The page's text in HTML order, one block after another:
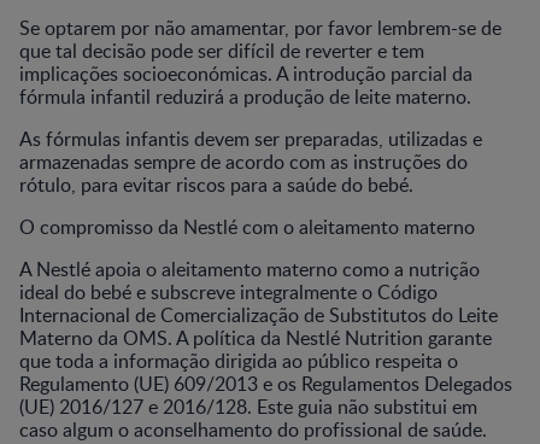
Se optarem por não amamentar, por favor lembrem-se de
que tal decisão pode ser difícil de reverter e tem
implicações socioeconómicas. A introdução parcial da
fórmula infantil reduzirá a produção de leite materno.
As fórmulas infantis devem ser preparadas, utilizadas e
armazenadas sempre de acordo com as instruções do
rótulo, para evitar riscos para a saúde do bebé.
O compromisso da Nestlé com o aleitamento materno
A Nestlé apoia o aleitamento materno como a nutrição
ideal do bebé e subscreve integralmente o Código
Internacional de Comercialização de Substitutos do Leite
Materno da OMS. A política da Nestlé Nutrition garante
que toda a informação dirigida ao público respeita o
Regulamento (UE) 609/2013 e os Regulamentos Delegados
(UE) 2016/127 e 2016/128. Este guia não substitui em
caso algum o aconselhamento do profissional de saúde.